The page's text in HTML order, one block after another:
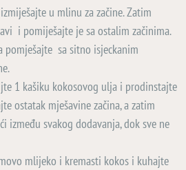
u mlinu za začine. Zatim
i pomiješajte je sa ostalim začinima.
pomješajte sa sitno isjeckanim
1 kašiku kokosovog ulja i prodinstajte
ostatak mješavine začina, a zatim
između svakog dodavanja, dok sve ne
mlijeko i kremasti kokos i kuhajte